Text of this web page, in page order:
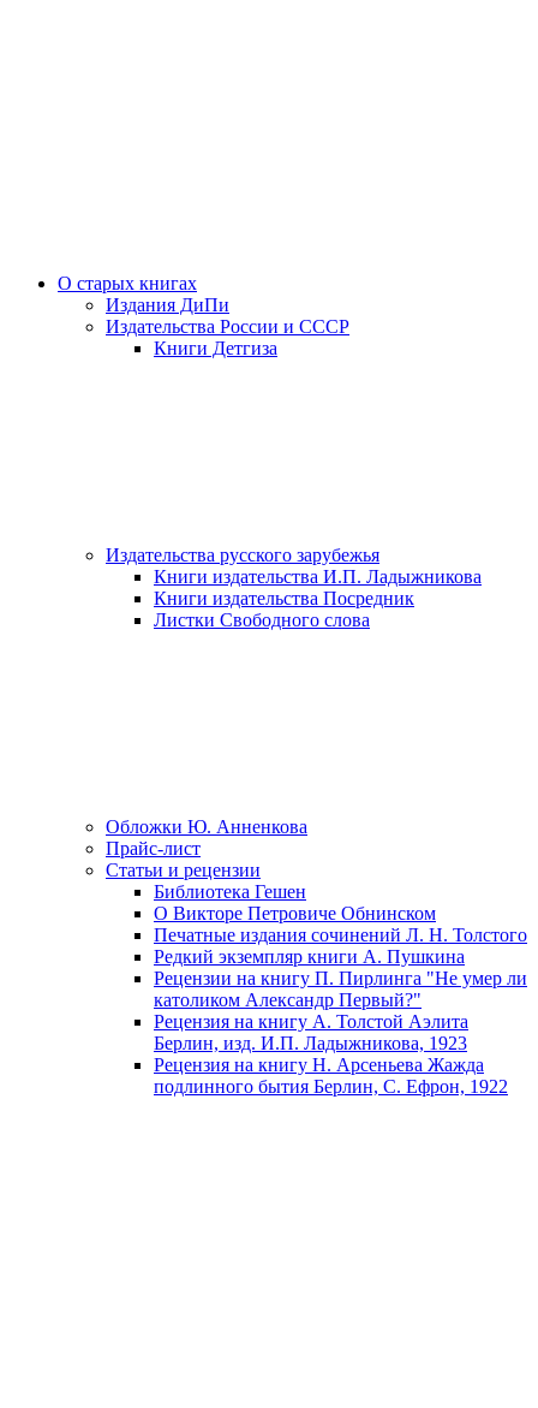
О старых книгах
Издания ДиПи
Издательства России и СССР
Книги Детгиза
Издательства русского зарубежья
Книги издательства И.П. Ладыжникова
Книги издательства Посредник
Листки Свободного слова
Обложки Ю. Анненкова
Прайс-лист
Статьи и рецензии
Библиотека Гешен
О Викторе Петровиче Обнинском
Печатные издания сочинений Л. Н. Толстого
Редкий экземпляр книги А. Пушкина
Рецензии на книгу П. Пирлинга "Не умер ли
католиком Александр Первый?"
Рецензия на книгу А. Толстой Аэлита
Берлин, изд. И.П. Ладыжникова, 1923
Рецензия на книгу Н. Арсеньева Жажда
подлинного бытия Берлин, С. Ефрон, 1922